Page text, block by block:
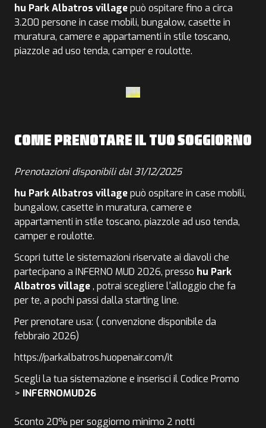
hu Park Albatros villagepuò ospitare fino a circa
3.200 persone in case mobili, bungalow, casette in
muratura, camere e appartamenti in stile toscano,
piazzole ad uso tenda, camper e roulotte.
COME PRENOTARE IL TUO SOGGIORNO
Prenotazioni disponibili dal 31/12/2025
hu Park Albatros villagepuò ospitare in case mobili,
bungalow, casette in muratura, camere e
appartamenti in stile toscano, piazzole ad uso tenda,
camper e roulotte.
Scopri tutte le sistemazioni riservate ai diavoli che
partecipano a INFERNO MUD 2026, presso hu Park
Albatros village, potrai scegliere l'alloggio che fa
per te, a pochi passi dalla starting line.
Per prenotare usa: ( convenzione disponibile da
febbraio 2026)
https://parkalbatros.huopenair.com/it
Scegli la tua sistemazione e inserisci il Codice Promo
> INFERNOMUD26
Sconto 20% per soggiorno minimo 2 notti